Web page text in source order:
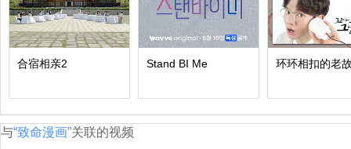
合宿相亲2 Stand BI Me 环环相扣的老
与“致命漫画”关联的视频